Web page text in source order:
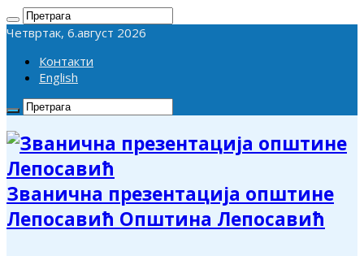
Четвртак, 6.август 2026
Контакти
English
Званична презентација општине
Лепосавић Општина Лепосавић